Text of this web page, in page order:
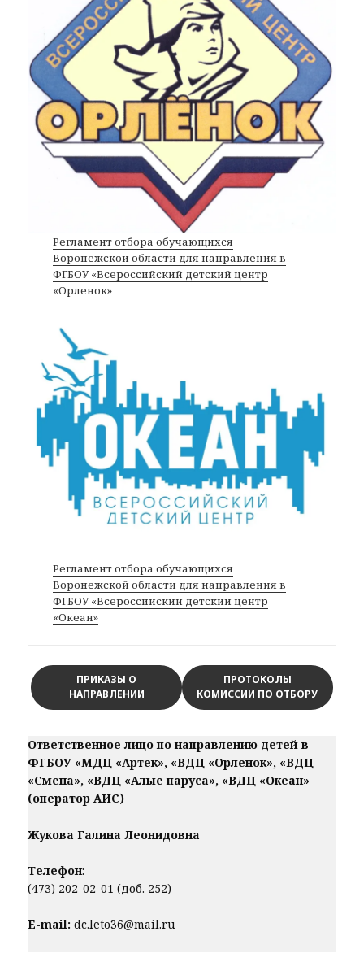
Регламент отбора обучающихся
Воронежской области для направления в
ФГБОУ «Всероссийский детский центр
«Орленок»
Регламент отбора обучающихся
Воронежской области для направления в
ФГБОУ «Всероссийский детский центр
«Океан»
ПРИКАЗЫ О
НАПРАВЛЕНИИ
ПРОТОКОЛЫ
КОМИССИИ ПО ОТБОРУ
Ответственное лицо по направлению детей в
ФГБОУ «МДЦ «Артек», «ВДЦ «Орленок», «ВДЦ
«Смена», «ВДЦ «Алые паруса», «ВДЦ «Океан»
(оператор АИС)
Жукова Галина Леонидовна
Телефон:
(473) 202-02-01 (доб. 252)
E-mail: dc.leto36@mail.ru